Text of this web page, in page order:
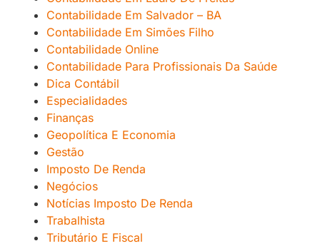
Contabilidade Em Salvador – BA
Contabilidade Em Simões Filho
Contabilidade Online
Contabilidade Para Profissionais Da Saúde
Dica Contábil
Especialidades
Finanças
Geopolítica E Economia
Gestão
Imposto De Renda
Negócios
Notícias Imposto De Renda
Trabalhista
Tributário E Fiscal